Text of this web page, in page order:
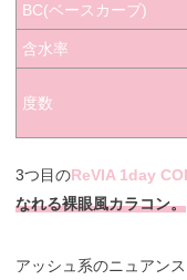
BC(ベースカーブ)
含水率
度数
3つ目のReVIA 1day
なれる裸眼風カラコン。
アッシュ系のニュアン